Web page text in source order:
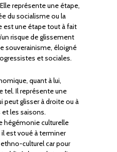
représente une étape,
du socialisme ou la
est une étape tout à fait
risque de glissement
souverainisme, éloigné
et sociales.
quant à lui,
tel. Il représente une
peut glisser à droite ou à
les saisons.
hégémonie culturelle
est voué à terminer
culturel car pour